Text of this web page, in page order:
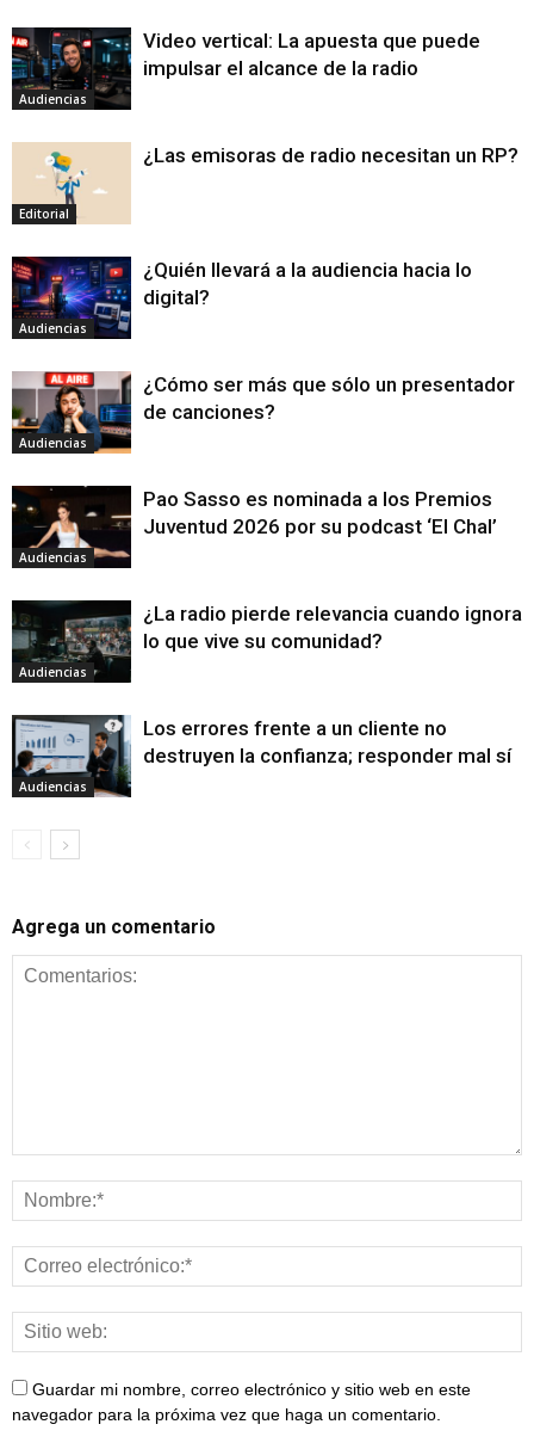
Audiencias
Video vertical: La apuesta que puede
impulsar el alcance de la radio
Editorial
¿Las emisoras de radio necesitan un RP?
Audiencias
¿Quién llevará a la audiencia hacia lo
digital?
Audiencias
¿Cómo ser más que sólo un presentador
de canciones?
Audiencias
Pao Sasso es nominada a los Premios
Juventud 2026 por su podcast ‘El Chal’
Audiencias
¿La radio pierde relevancia cuando ignora
lo que vive su comunidad?
Audiencias
Los errores frente a un cliente no
destruyen la confianza; responder mal sí
Agrega un comentario
Guardar mi nombre, correo electrónico y sitio web en este
navegador para la próxima vez que haga un comentario.